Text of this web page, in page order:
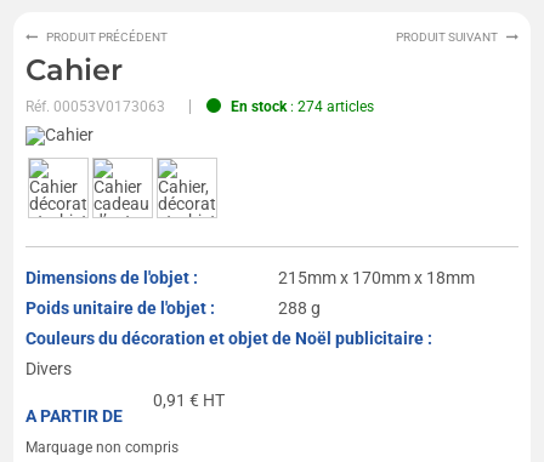
PRODUIT PRÉCÉDENT PRODUIT SUIVANT
Cahier
Réf.00053V0173063 En stock: 274 articles
Dimensions de l'objet :
215mm x 170mm x 18mm
Poids unitaire de l'objet :
288 g
Couleurs du décoration et objet de Noël publicitaire :
Divers
0,91€ HT
A PARTIR DE
Marquage non compris